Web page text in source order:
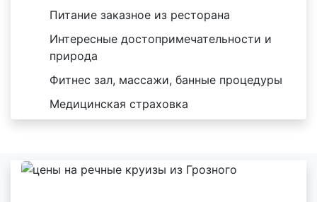
Питание заказное из ресторана
Интересные достопримечательности и
природа
Фитнес зал, массажи, банные процедуры
Медицинская страховка